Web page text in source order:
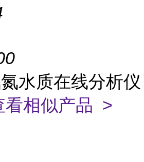
水质在线分析仪
看相似产品 >